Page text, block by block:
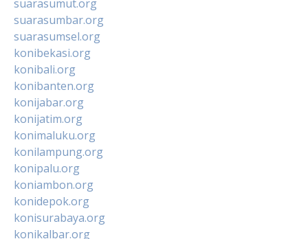
suarasumut.org
suarasumbar.org
suarasumsel.org
konibekasi.org
konibali.org
konibanten.org
konijabar.org
konijatim.org
konimaluku.org
konilampung.org
konipalu.org
koniambon.org
konidepok.org
konisurabaya.org
konikalbar.org